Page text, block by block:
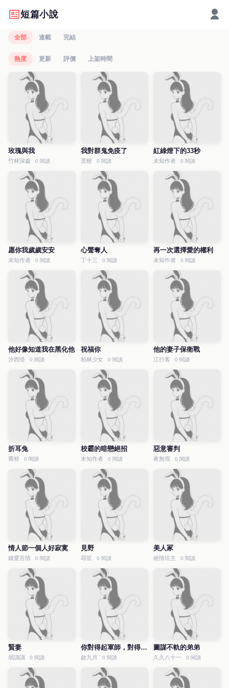
短篇小說
全部 連載 完結
熱度 更新 評價 上架時間
玫瑰與我
竹林深處 0 閱讀
我對群鬼免疫了
景鯉 0 閱讀
紅綠燈下的33秒
未知作者 0 閱讀
愿你我歲歲安安
未知作者 0 閱讀
心聲奪人
丁十三 0 閱讀
再一次選擇愛的權利
未知作者 0 閱讀
他好像知道我在黑化他
汐西惜 0 閱讀
祝福你
柏林少女 0 閱讀
他的妻子保衛戰
江行客 0 閱讀
折耳兔
喬裕 0 閱讀
校霸的暗戀絕招
未知作者 0 閱讀
惡意審判
夜無瑕 0 閱讀
情人節一個人好寂寞
鐘愛言情 0 閱讀
見野
尋笙 0 閱讀
美人冢
絕情坑主 0 閱讀
賢妻
胡謅謅 0 閱讀
你對得起軍師，對得起自己的心嗎？
啟九月 0 閱讀
圖謀不軌的弟弟
久久八十一 0 閱讀